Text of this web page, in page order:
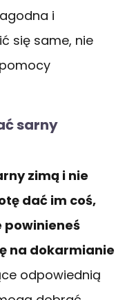
i
się same, nie
sarny
zimą i nie
dać im coś,
powinieneś
na dokarmianie
odpowiednią